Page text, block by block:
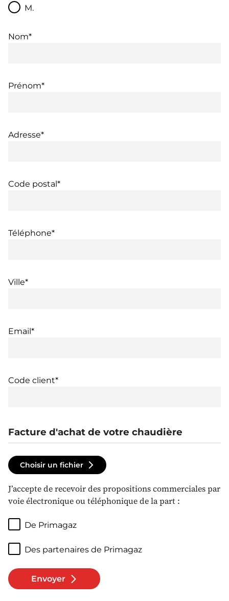
M.
Nom*
Prénom*
Adresse*
Code postal*
Téléphone*
Ville*
Email*
Code client*
Facture d'achat de votre chaudière
Choisir un fichier
J’accepte de recevoir des propositions commerciales par
voie électronique ou téléphonique de la part :
De Primagaz
Des partenaires de Primagaz
Envoyer